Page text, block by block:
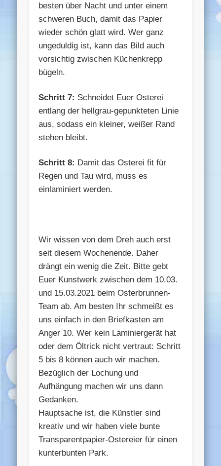
besten über Nacht und unter einem
schweren Buch, damit das Papier
wieder schön glatt wird. Wer ganz
ungeduldig ist, kann das Bild auch
vorsichtig zwischen Küchenkrepp
bügeln.
Schritt 7: Schneidet Euer Osterei
entlang der hellgrau-gepunkteten Linie
aus, sodass ein kleiner, weißer Rand
stehen bleibt.
Schritt 8: Damit das Osterei fit für
Regen und Tau wird, muss es
einlaminiert werden.
Wir wissen von dem Dreh auch erst
seit diesem Wochenende. Daher
drängt ein wenig die Zeit. Bitte gebt
Euer Kunstwerk zwischen dem 10.03.
und 15.03.2021 beim Osterbrunnen-
Team ab. Am besten Ihr schmeißt es
uns einfach in den Briefkasten am
Anger 10. Wer kein Laminiergerät hat
oder dem Öltrick nicht vertraut: Schritt
5 bis 8 können auch wir machen.
Bezüglich der Lochung und
Aufhängung machen wir uns dann
Gedanken.
Hauptsache ist, die Künstler sind
kreativ und wir haben viele bunte
Transparentpapier-Ostereier für einen
kunterbunten Park.